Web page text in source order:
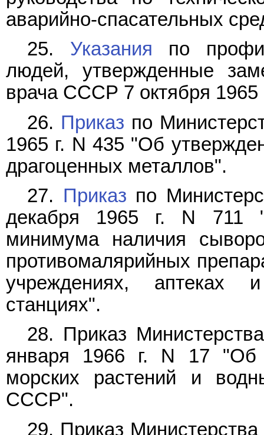
аварийно-спасательных
25. Указания по
людей, утвержденные
врача СССР 7 октября 1965
26. Приказ по
1965 г. N 435 "Об
драгоценных металлов".
27. Приказ по
декабря 1965 г. N 711
минимума наличия
противомалярийных
учреждениях, аптеках и
станциях".
28. Приказ
января 1966 г. N 17 "Об
морских растений и
СССР".
29. Приказ